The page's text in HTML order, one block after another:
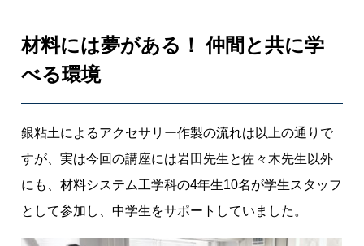
材料には夢がある！ 仲間と共に学
べる環境
銀粘土によるアクセサリー作製の流れは以上の通りで
すが、実は今回の講座には岩田先生と佐々木先生以外
にも、材料システム工学科の4年生10名が学生スタッフ
として参加し、中学生をサポートしていました。